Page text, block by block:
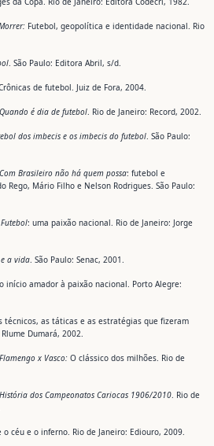
Futebol, geopolítica e identidade nacional. Rio
. São Paulo: Editora Abril, s/d.
de futebol. Juiz de Fora, 2004.
Quando é dia de futebol. Rio de Janeiro: Record, 2002.
dos imbecis e os imbecis do futebol. São Paulo:
Com Brasileiro não há quem possa: futebol e
Rego, Mário Filho e Nelson Rodrigues. São Paulo:
Futebol: uma paixão nacional. Rio de Janeiro: Jorge
a vida. São Paulo: Senac, 2001.
início amador à paixão nacional. Porto Alegre:
técnicos, as táticas e as estratégias que fizeram
Dumará, 2002.
Flamengo x Vasco: O clássico dos milhões. Rio de
História dos Campeonatos Cariocas 1906/2010. Rio de
o céu e o inferno. Rio de Janeiro: Ediouro, 2009.